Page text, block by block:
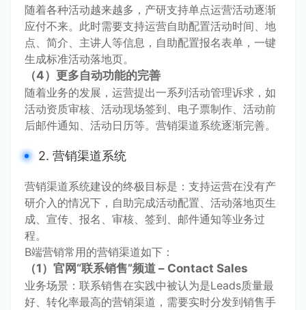
随着各种活动越来越多，产研支持单点运营活动逐渐
应付不来。此时需要支持运营自助配置活动时间、地
点、简介、主讲人等信息，自助配置报名表单，一键
生成标准活动落地页。
（4）更多自动功能的完善
随着业务的发展，运营提出一系列活动管理诉求，如
活动资质审核、活动现场签到、电子票制作、活动前
后邮件通知、活动日历等。营销渠道系统逐渐完善。
2. 营销渠道系统
营销渠道系统建设的终极目标是：支持运营在没有产
研介入的情况下，自助完成活动配置、活动落地页生
成、宣传、报名、审核、签到、邮件通知等业务过
程。
B端营销常用的营销渠道如下：
（1）官网“联系销售”频道 – Contact Sales
业务场景：联系销售在实践中被认为是Leads质量最
好、转化率最高的营销渠道，需要实时分发到销售手